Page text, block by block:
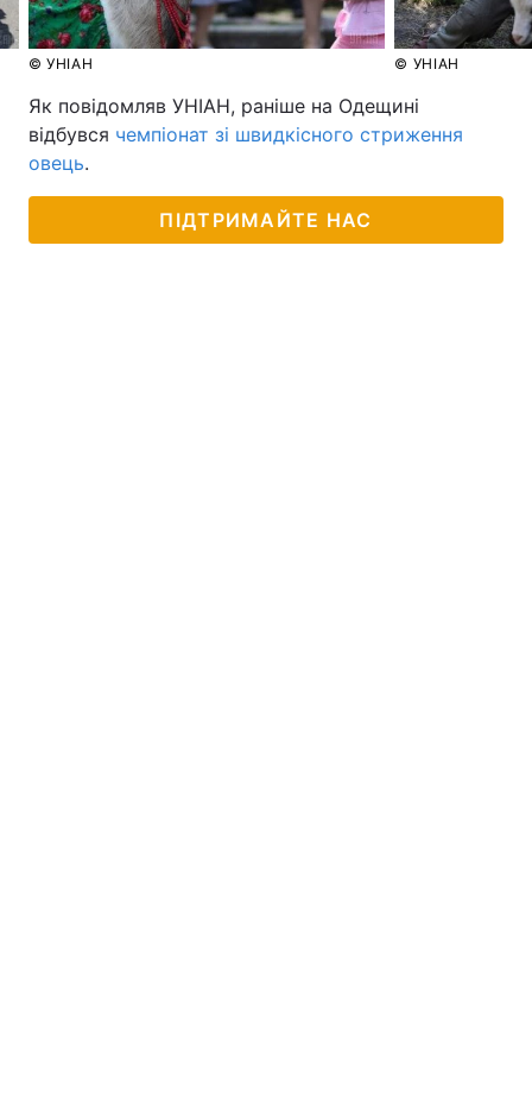
© УНІАН © УНІАН
Як повідомляв УНІАН, раніше на Одещині
відбувся чемпіонат зі швидкісного стриження
овець.
ПІДТРИМАЙТЕ НАС